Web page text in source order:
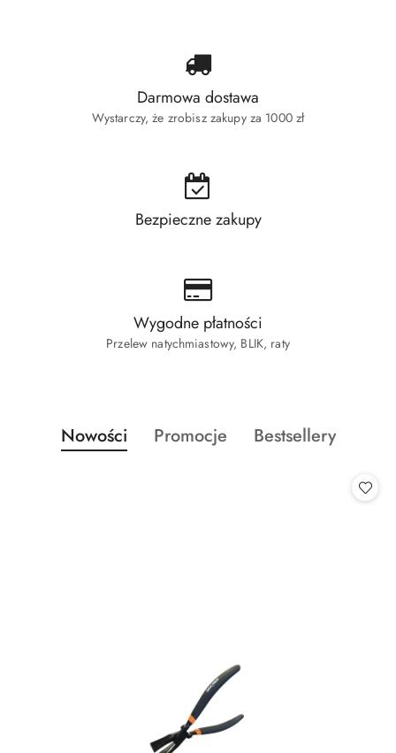
Darmowa dostawa
Wystarczy, że zrobisz zakupy za 1000 zł
Bezpieczne zakupy
Wygodne płatności
Przelew natychmiastowy, BLIK, raty
Pomiń karuzelę produktów
Produkty
o
Nowości
Produkty
Promocje
Produkty
Bestsellery